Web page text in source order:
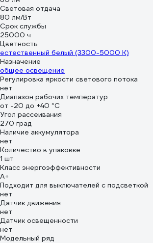
Световая отдача
80 лм/Вт
Срок службы
25000 ч
Цветность
естественный белый (3300-5000 К)
Назначение
общее освещение
Регулировка яркости светового потока
нет
Диапазон рабочих температур
от -20 до +40 °С
Угол рассеивания
270 град
Наличие аккумулятора
нет
Количество в упаковке
1 шт
Класс энергоэффективности
A+
Подходит для выключателей с подсветкой
нет
Датчик движения
нет
Датчик освещенности
нет
Модельный ряд